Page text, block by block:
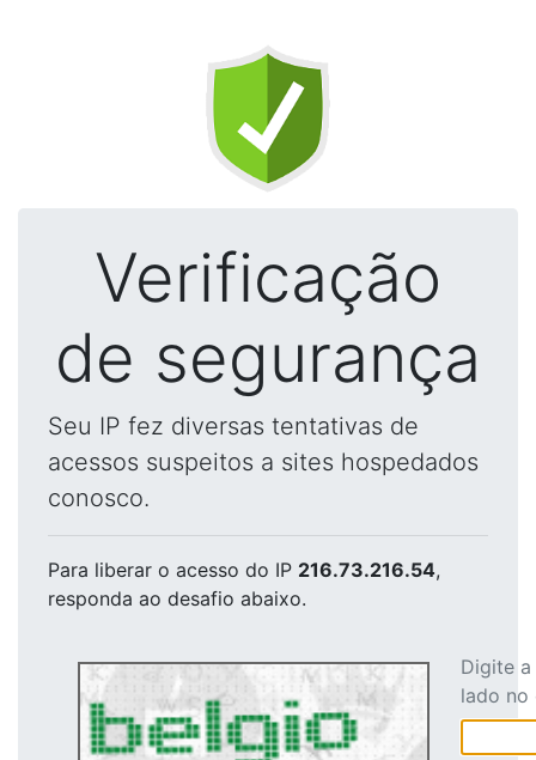
Verificação
de segurança
Seu IP fez diversas tentativas de
acessos suspeitos a sites hospedados
conosco.
Para liberar o acesso do IP 216.73.216.54,
responda ao desafio abaixo.
Digite
lado no